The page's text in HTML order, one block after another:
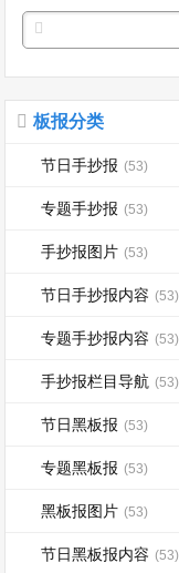
板报分类
节日手抄报 (53)
专题手抄报 (53)
手抄报图片 (53)
节日手抄报内容 (53)
专题手抄报内容 (53)
手抄报栏目导航 (53)
节日黑板报 (53)
专题黑板报 (53)
黑板报图片 (53)
节日黑板报内容 (53)